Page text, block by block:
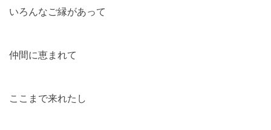
いろんなご縁があって
仲間に恵まれて
ここまで来れたし